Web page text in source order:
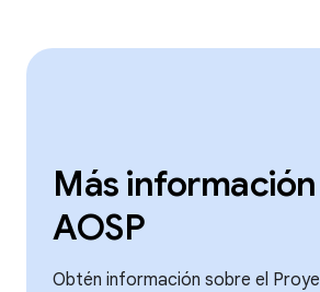
Más
AOSP
Obtén información sobre el